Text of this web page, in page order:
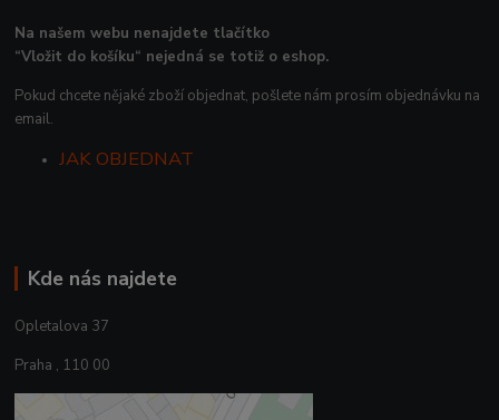
Na našem webu nenajdete tlačítko
“Vložit do košíku“ nejedná se totiž o eshop.
Pokud chcete nějaké zboží objednat, pošlete nám prosím objednávku na
email.
JAK OBJEDNAT
Kde nás najdete
Opletalova 37
Praha , 110 00